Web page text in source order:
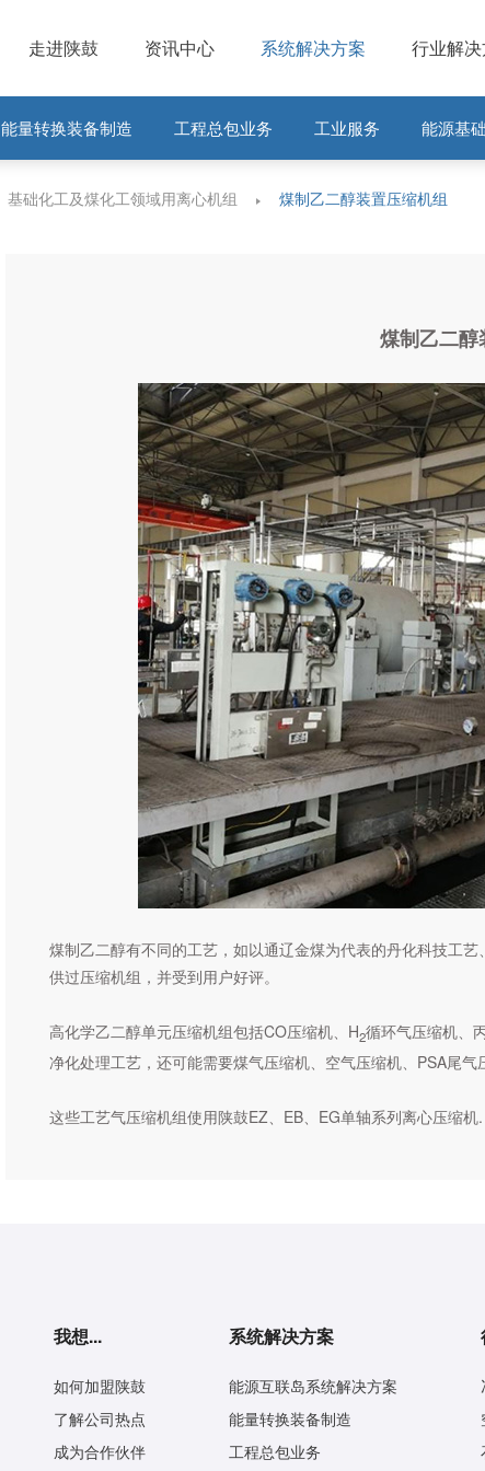
走进陕鼓 资讯中心 系统解决方案 行业解
能量转换装备制造 工程总包业务 工业服务 能源基
基础化工及煤化工领域用离心机组 煤制乙二醇装置压缩机组
煤制乙二
煤制乙二醇有不同的工艺，如以通辽金煤为代表的丹化科技工
供过压缩机组，并受到用户好评。
高化学乙二醇单元压缩机组包括CO压缩机、H2循环气压缩机、
净化处理工艺，还可能需要煤气压缩机、空气压缩机、PSA尾气
这些工艺气压缩机组使用陕鼓EZ、EB、EG单轴系列离心压缩机.
我想...
如何加盟陕鼓
了解公司热点
成为合作伙伴
系统解决方案
能源互联岛系统解决方案
能量转换装备制造
工程总包业务